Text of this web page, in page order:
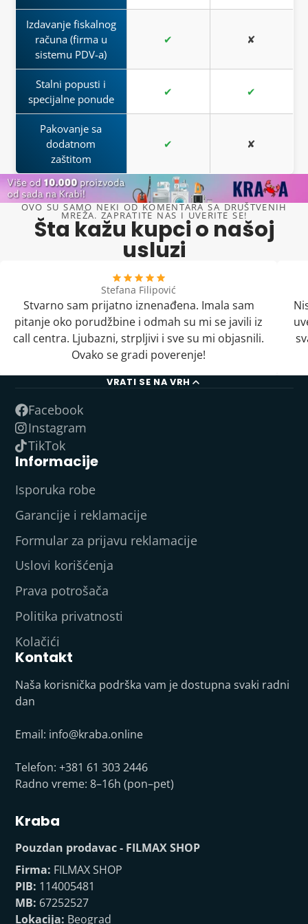
Izdavanje fiskalnog
računa (firma u
sistemu PDV-a)
✔ ✘
Stalni popusti i
specijalne ponude
✔ ✔
Pakovanje sa
dodatnom
zaštitom
✔ ✘
OVO SU SAMO NEKI OD KOMENTARA SA DRUŠTVENIH
MREŽA. ZAPRATITE NAS I UVERITE SE!
Šta kažu kupci o našoj
usluzi
Stefana Filipović
Stvarno sam prijatno iznenađena. Imala sam
pitanje oko porudžbine i odmah su mi se javili iz
call centra. Ljubazni, strpljivi i sve su mi objasnili.
Ovako se gradi poverenje!
VRATI SE NA VRH
Facebook
Instagram
TikTok
Informacije
Isporuka robe
Garancije i reklamacije
Formular za prijavu reklamacije
Uslovi korišćenja
Prava potrošača
Politika privatnosti
Kolačići
Kontakt
Naša korisnička podrška vam je dostupna svaki radni
dan
Email: info@kraba.online
Telefon: +381 61 303 2446
Radno vreme: 8–16h (pon–pet)
Kraba
Pouzdan prodavac - FILMAX SHOP
Firma: FILMAX SHOP
PIB: 114005481
MB: 67252527
Lokacija: Beograd